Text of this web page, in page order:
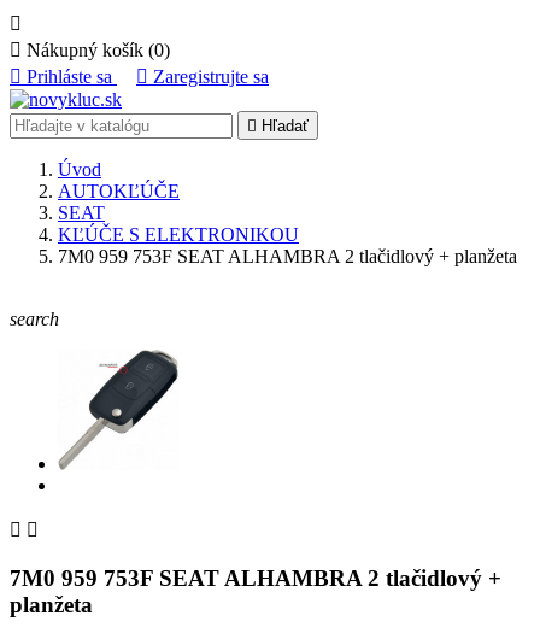

 Nákupný košík (0)
 Prihláste sa  Zaregistrujte sa
 Hľadať
Úvod
AUTOKĽÚČE
SEAT
KĽÚČE S ELEKTRONIKOU
7M0 959 753F SEAT ALHAMBRA 2 tlačidlový + planžeta
search
 
7M0 959 753F SEAT ALHAMBRA 2 tlačidlový +
planžeta